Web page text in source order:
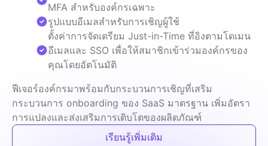
ฟีเจอร์องค์กรมาพร้อมกับกระบวนการเชิญที่เสริม
กระบวนการ onboarding ของ SaaS มาตรฐาน เพิ่มอัตรา
การแปลงและส่งเสริมการเติบโตของผลิตภัณฑ์
MFA สำหรับองค์กรเฉพาะ
รูปแบบอีเมลสำหรับการเชิญผู้ใช้
ตั้งค่าการจัดเตรียม Just-in-Time ที่อิงตามโดเมน
อีเมลและ SSO เพื่อให้สมาชิกเข้าร่วมองค์กรของ
คุณโดยอัตโนมัติ
เรียนรู้เพิ่มเติม